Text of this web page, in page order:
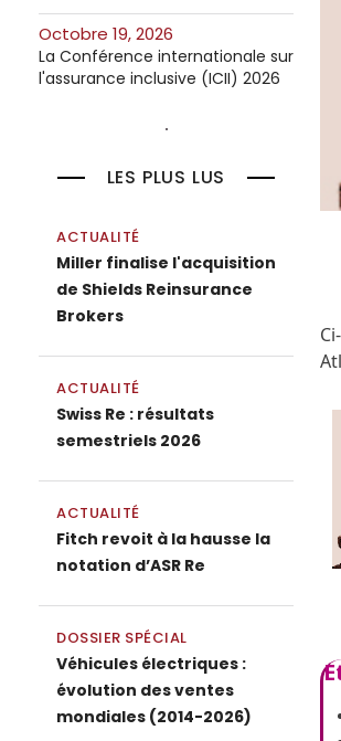
octobre 19, 2026
La Conférence internationale sur
l'assurance inclusive (ICII) 2026
LES PLUS LUS
ACTUALITÉ
Miller finalise l'acquisition
de Shields Reinsurance
Brokers
ACTUALITÉ
Swiss Re : résultats
semestriels 2026
ACTUALITÉ
Fitch revoit à la hausse la
notation d’ASR Re
DOSSIER SPÉCIAL
Véhicules électriques :
évolution des ventes
mondiales (2014-2026)